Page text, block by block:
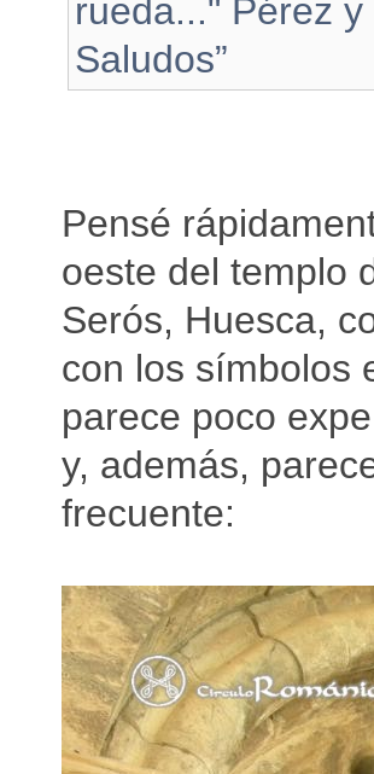
rueda..." Pérez
Saludos”
Pensé
oeste del templo
Serós, Huesca,
con los símbolos
parece poco
y, además,
frecuente: